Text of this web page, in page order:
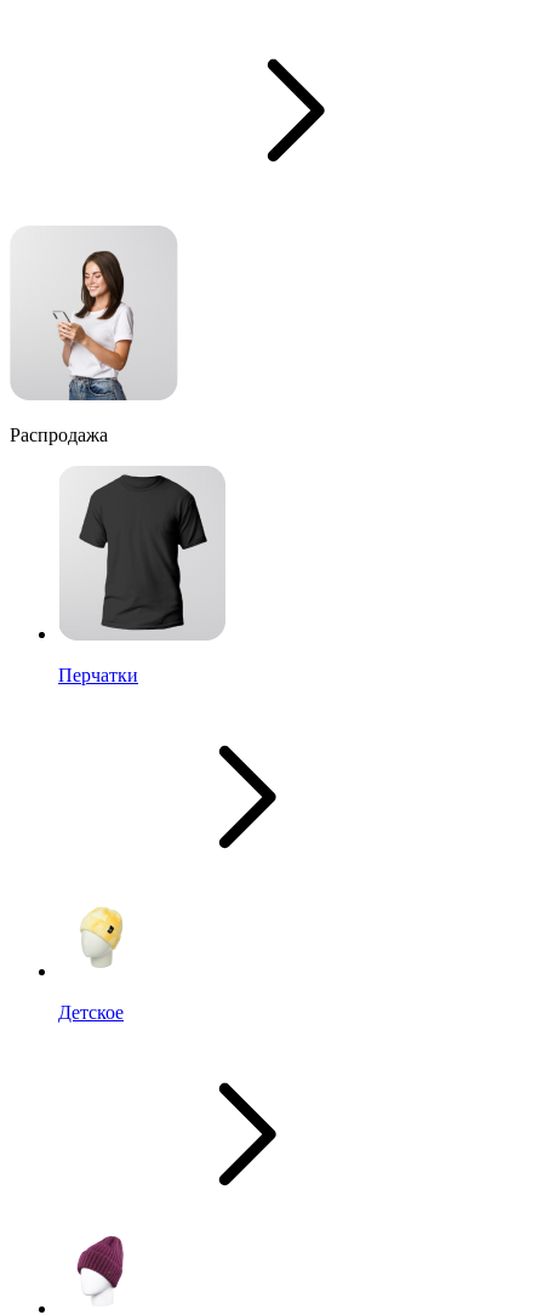
Распродажа
Перчатки
Детское